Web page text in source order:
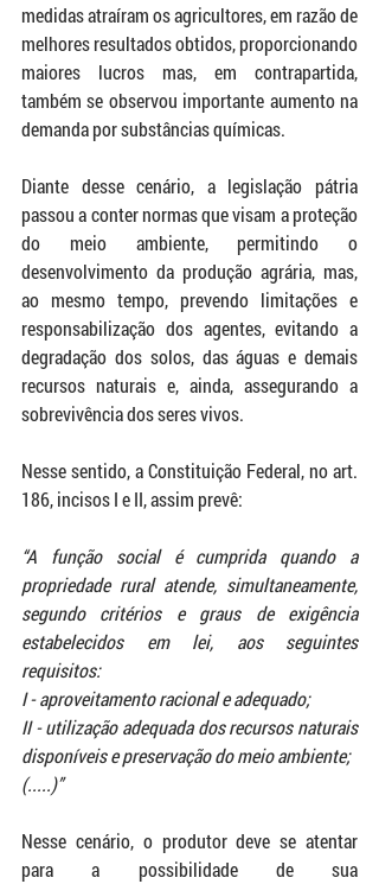
medidas atraíram os agricultores, em razão de
melhores resultados obtidos, proporcionando
maiores lucros mas, em contrapartida,
também se observou importante aumento na
demanda por substâncias químicas.
Diante desse cenário, a legislação pátria
passou a conter normas que visam a proteção
do meio ambiente, permitindo o
desenvolvimento da produção agrária, mas,
ao mesmo tempo, prevendo limitações e
responsabilização dos agentes, evitando a
degradação dos solos, das águas e demais
recursos naturais e, ainda, assegurando a
sobrevivência dos seres vivos.
Nesse sentido, a Constituição Federal, no art.
186, incisos I e II, assim prevê:
“A função social é cumprida quando a
propriedade rural atende, simultaneamente,
segundo critérios e graus de exigência
estabelecidos em lei, aos seguintes
requisitos:
I - aproveitamento racional e adequado;
II - utilização adequada dos recursos naturais
disponíveis e preservação do meio ambiente;
(.....)”
Nesse cenário, o produtor deve se atentar
para a possibilidade de sua